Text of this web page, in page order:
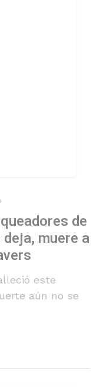
de
muere a
este
aún no se